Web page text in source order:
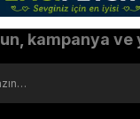
kampanya ve